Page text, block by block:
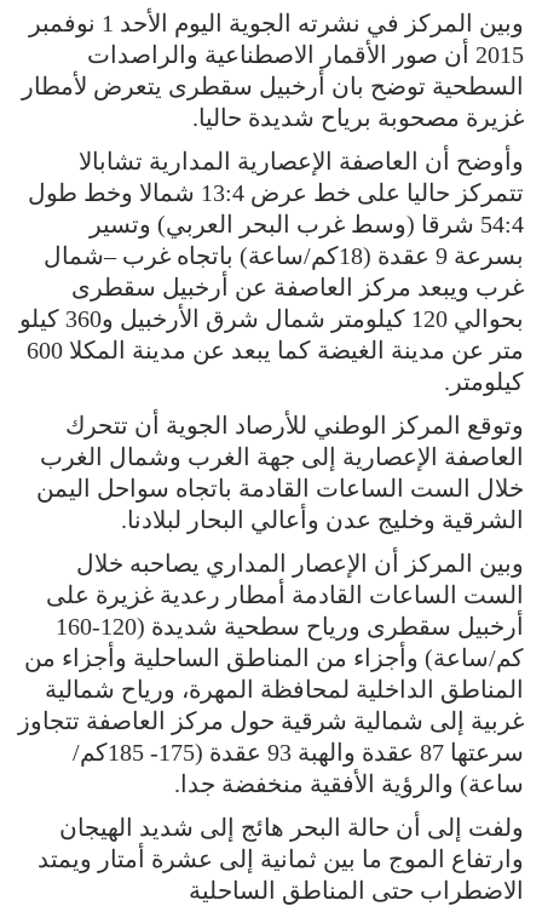
وبين المركز في نشرته الجوية اليوم الأحد 1 نوفمبر
2015 أن صور الأقمار الاصطناعية والراصدات
السطحية توضح بان أرخبيل سقطرى يتعرض لأمطار
غزيرة مصحوبة برياح شديدة حاليا.
وأوضح أن العاصفة الإعصارية المدارية تشابالا
تتمركز حاليا على خط عرض 13:4 شمالا وخط طول
54:4 شرقا (وسط غرب البحر العربي) وتسير
بسرعة 9 عقدة (18كم/ساعة) باتجاه غرب –شمال
غرب ويبعد مركز العاصفة عن أرخبيل سقطرى
بحوالي 120 كيلومتر شمال شرق الأرخبيل و360 كيلو
متر عن مدينة الغيضة كما يبعد عن مدينة المكلا 600
كيلومتر.
وتوقع المركز الوطني للأرصاد الجوية أن تتحرك
العاصفة الإعصارية إلى جهة الغرب وشمال الغرب
خلال الست الساعات القادمة باتجاه سواحل اليمن
الشرقية وخليج عدن وأعالي البحار لبلادنا.
وبين المركز أن الإعصار المداري يصاحبه خلال
الست الساعات القادمة أمطار رعدية غزيرة على
أرخبيل سقطرى ورياح سطحية شديدة (120-160
كم/ساعة) وأجزاء من المناطق الساحلية وأجزاء من
المناطق الداخلية لمحافظة المهرة، ورياح شمالية
غربية إلى شمالية شرقية حول مركز العاصفة تتجاوز
سرعتها 87 عقدة والهبة 93 عقدة (175- 185كم/
ساعة) والرؤية الأفقية منخفضة جدا.
ولفت إلى أن حالة البحر هائج إلى شديد الهيجان
وارتفاع الموج ما بين ثمانية إلى عشرة أمتار ويمتد
الاضطراب حتى المناطق الساحلية